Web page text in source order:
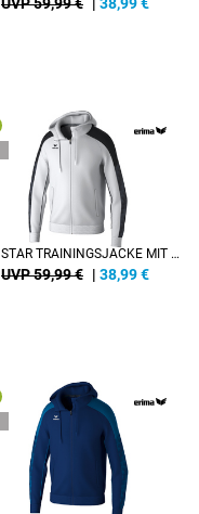
EVO STAR TRAININGSJACKE MIT KAPUZE
UVP 59,99 € | 38,99€